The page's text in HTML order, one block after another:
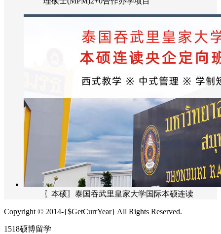
〖本硕〗泰国吞武里皇家大学国际本硕连读
Copyright © 2014-{$GetCurrYear} All Rights Reserved.
1518硕博留学